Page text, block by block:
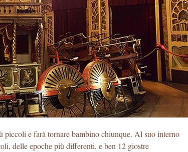
piccoli e farà tornare bambino chiunque. Al suo interno
delle epoche più differenti, e ben 12 giostre